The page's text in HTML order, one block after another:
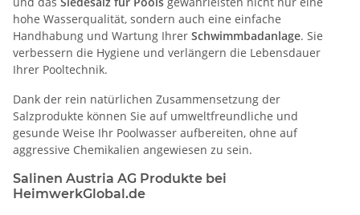
hohe Wasserqualität, sondern auch eine einfache
Handhabung und Wartung Ihrer Schwimmbadanlage. Sie
verbessern die Hygiene und verlängern die Lebensdauer
Ihrer Pooltechnik.
Dank der rein natürlichen Zusammensetzung der
Salzprodukte können Sie auf umweltfreundliche und
gesunde Weise Ihr Poolwasser aufbereiten, ohne auf
aggressive Chemikalien angewiesen zu sein.
Salinen Austria AG Produkte bei
HeimwerkGlobal.de